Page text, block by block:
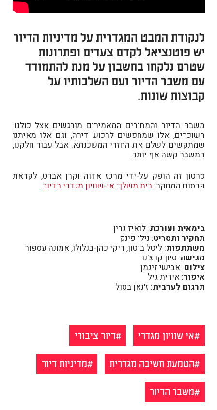
לנקודת המבט המגדרית על מדיניות הדיור
יש פוטנציאל לקדם צעדים ופתרונות
שטרם נלקחו בחשבון על מנת להתמודד
עם משבר הדיור ועם השלכותיו על
קבוצות שונות.
משבר הדיור והמחירים המאמירים מורגשים אצל כולנו:
השוכרים, אלו שמחפשים לרכוש דירה, וגם אלו מאיתנו
שמתקשים לשלם את החזרי המשכנתא. אבל עבור חלקנו,
המשבר קשה אף יותר.
סרטון זה הופק על-ידי מרכז אדוה וקרן אברט, לקראת
פרסום המחקר:בית משלך: אי-שוויון מגדרי בדיור.
בימאית ועורכת: לואיז גרין
תחקיר ותסריט: נילי פינק
משתתפות: ליטל ביטון, ריקי כהן-בנלולו, אמונה עספור
מגישה: סיון קרצ'נר
צילום: אבישי זיגמן
איפור: אירית גיל
תרגום לערבית: ז'נאן בסול
אי שוויון מגדרי
דיור ציבורי
הטמעת חשיבה מגדרית
מדיניות דיור
משבר הדיור